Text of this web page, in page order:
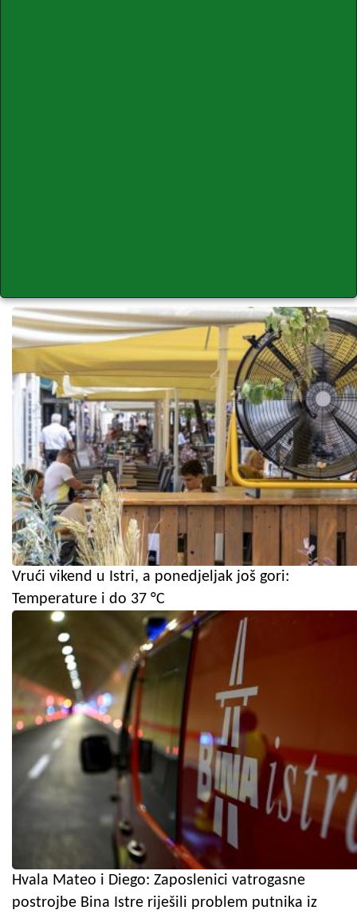
Vrući vikend u Istri, a ponedjeljak još gori:
Temperature i do 37 °C
Hvala Mateo i Diego: Zaposlenici vatrogasne
postrojbe Bina Istre riješili problem putnika iz